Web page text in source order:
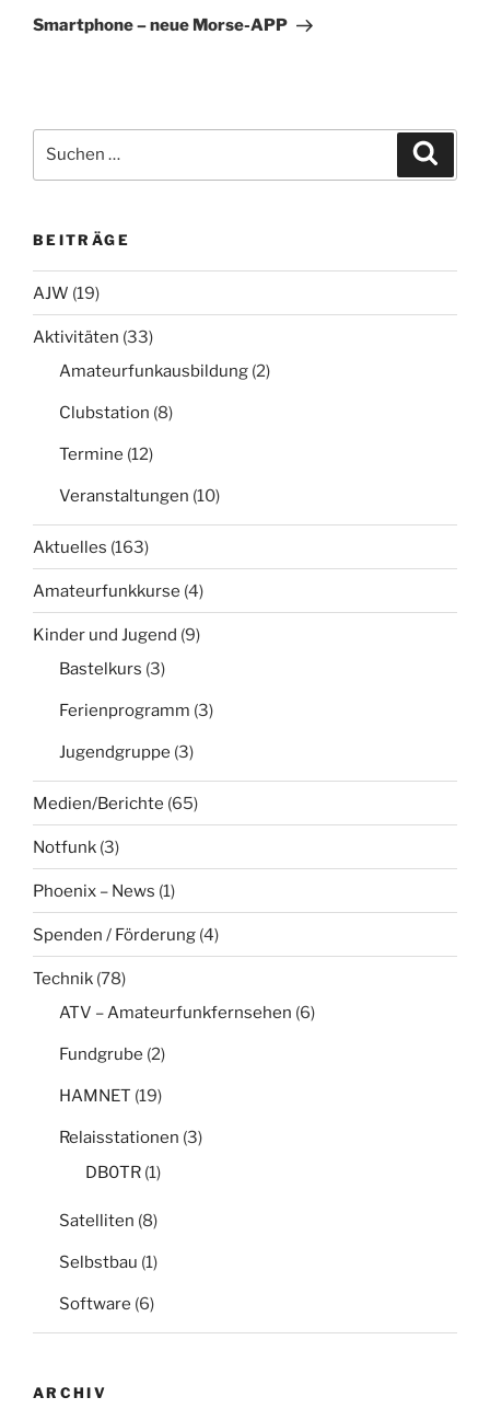
Beitrag
Smartphone – neue Morse-APP
nach:
BEITRÄGE
AJW (19)
Aktivitäten (33)
Amateurfunkausbildung (2)
Clubstation (8)
Termine (12)
Veranstaltungen (10)
Aktuelles (163)
Amateurfunkkurse (4)
Kinder und Jugend (9)
Bastelkurs (3)
Ferienprogramm (3)
Jugendgruppe (3)
Medien/Berichte (65)
Notfunk (3)
Phoenix – News (1)
Spenden / Förderung (4)
Technik (78)
ATV – Amateurfunkfernsehen (6)
Fundgrube (2)
HAMNET (19)
Relaisstationen (3)
DB0TR (1)
Satelliten (8)
Selbstbau (1)
Software (6)
ARCHIV